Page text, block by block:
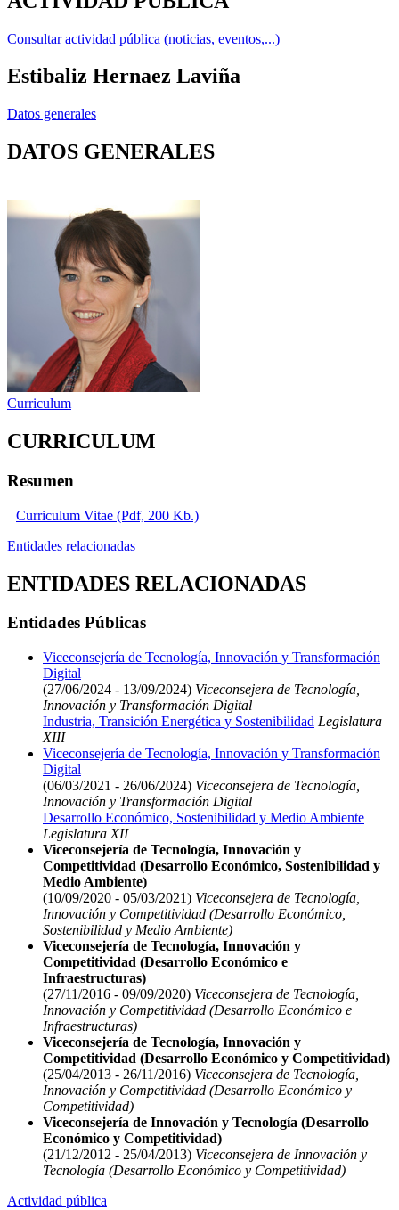
Consultar actividad pública (noticias, eventos,...)
Estibaliz Hernaez Laviña
Datos generales
DATOS GENERALES
Curriculum
CURRICULUM
Resumen
Curriculum Vitae (Pdf, 200 Kb.)
Entidades relacionadas
ENTIDADES RELACIONADAS
Entidades Públicas
Viceconsejería de Tecnología, Innovación y Transformación
Digital
(27/06/2024 - 13/09/2024) Viceconsejera de Tecnología,
Innovación y Transformación Digital
Industria, Transición Energética y Sostenibilidad Legislatura
XIII
Viceconsejería de Tecnología, Innovación y Transformación
Digital
(06/03/2021 - 26/06/2024) Viceconsejera de Tecnología,
Innovación y Transformación Digital
Desarrollo Económico, Sostenibilidad y Medio Ambiente
Legislatura XII
Viceconsejería de Tecnología, Innovación y
Competitividad (Desarrollo Económico, Sostenibilidad y
Medio Ambiente)
(10/09/2020 - 05/03/2021) Viceconsejera de Tecnología,
Innovación y Competitividad (Desarrollo Económico,
Sostenibilidad y Medio Ambiente)
Viceconsejería de Tecnología, Innovación y
Competitividad (Desarrollo Económico e
Infraestructuras)
(27/11/2016 - 09/09/2020) Viceconsejera de Tecnología,
Innovación y Competitividad (Desarrollo Económico e
Infraestructuras)
Viceconsejería de Tecnología, Innovación y
Competitividad (Desarrollo Económico y Competitividad)
(25/04/2013 - 26/11/2016) Viceconsejera de Tecnología,
Innovación y Competitividad (Desarrollo Económico y
Competitividad)
Viceconsejería de Innovación y Tecnología (Desarrollo
Económico y Competitividad)
(21/12/2012 - 25/04/2013) Viceconsejera de Innovación y
Tecnología (Desarrollo Económico y Competitividad)
Actividad pública